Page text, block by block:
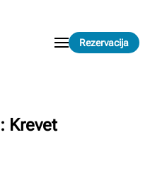
Rezervacija
Krevet